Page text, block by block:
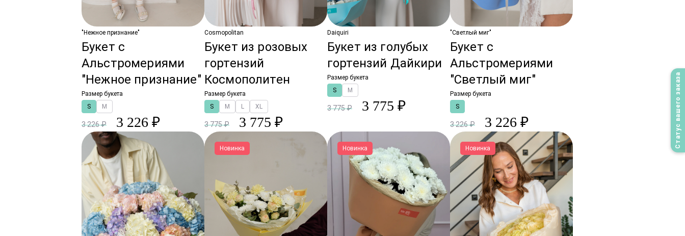
Статус вашего заказа
"Нежное признание"
Букет с
Альстромериями
"Нежное признание"
Размер букета
S
M
3 226 ₽ 3 226 ₽
Cosmopolitan
Букет из розовых
гортензий
Космополитен
Размер букета
S
M L XL
3 775 ₽ 3 775 ₽
Daiquiri
Букет из голубых
гортензий Дайкири
Размер букета
S
M
3 775 ₽ 3 775 ₽
"Светлый миг"
Букет с
Альстромериями
"Светлый миг"
Размер букета
S
3 226 ₽ 3 226 ₽
Новинка Новинка Новинка